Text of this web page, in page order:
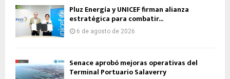
Pluz Energía y UNICEF firman alianza
estratégica para combatir...
6 de agosto de 2026
Senace aprobó mejoras operativas del
Terminal Portuario Salaverry